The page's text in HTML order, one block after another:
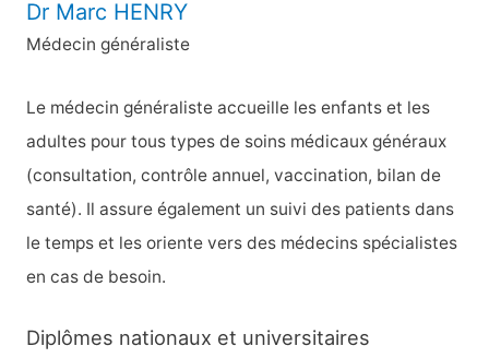
Dr Marc HENRY
Médecin généraliste
Le médecin généraliste accueille les enfants et les
adultes pour tous types de soins médicaux généraux
(consultation, contrôle annuel, vaccination, bilan de
santé). Il assure également un suivi des patients dans
le temps et les oriente vers des médecins spécialistes
en cas de besoin.
Diplômes nationaux et universitaires